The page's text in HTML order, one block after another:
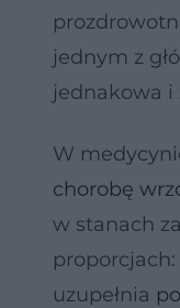
jednym z
jednakowa i
W
chorobę
w stanach
uzupełnia